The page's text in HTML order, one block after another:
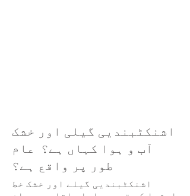
اشنکٹبندیی گیلی اور خشک
آب و ہوا کہاں ہے؟ عام
طور پر واقع ہے؟
اشنکٹبندیی گیلے اور خشک خط